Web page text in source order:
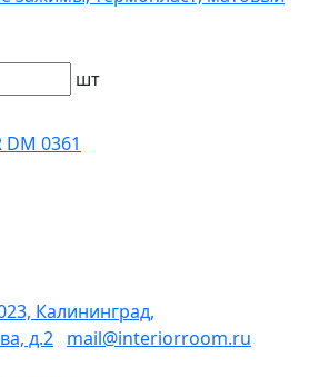
шт
DM 0361
Калининград,
д.2 mail@interiorroom.ru